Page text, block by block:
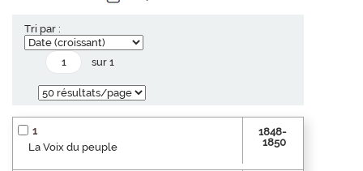
Tri par :
sur 1
1
La Voix du peuple
1848-
1850